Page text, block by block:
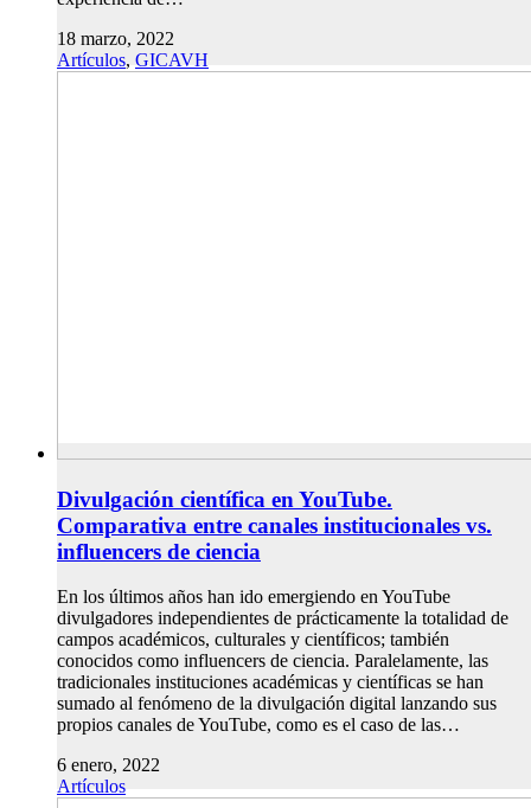
18 marzo, 2022
Artículos, GICAVH
Divulgación científica en YouTube.
Comparativa entre canales institucionales vs.
influencers de ciencia
En los últimos años han ido emergiendo en YouTube
divulgadores independientes de prácticamente la totalidad de
campos académicos, culturales y científicos; también
conocidos como influencers de ciencia. Paralelamente, las
tradicionales instituciones académicas y científicas se han
sumado al fenómeno de la divulgación digital lanzando sus
propios canales de YouTube, como es el caso de las…
6 enero, 2022
Artículos